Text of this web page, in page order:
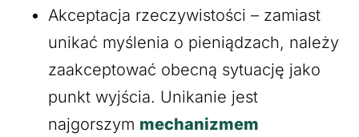
Akceptacja rzeczywistości – zamiast
unikać myślenia o pieniądzach, należy
zaakceptować obecną sytuację jako
punkt wyjścia. Unikanie jest
najgorszym mechanizmem